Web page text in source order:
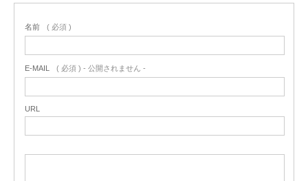
名前 ( 必須 )
E-MAIL ( 必須 ) - 公開されません -
URL